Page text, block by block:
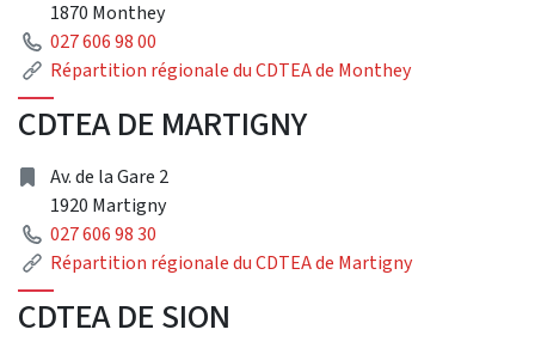
1870 Monthey
Téléphone
027 606 98 00
Lien
Répartition régionale du CDTEA de Monthey
CDTEA DE MARTIGNY
adresse
Av. de la Gare 2
1920 Martigny
Téléphone
027 606 98 30
Lien
Répartition régionale du CDTEA de Martigny
CDTEA DE SION